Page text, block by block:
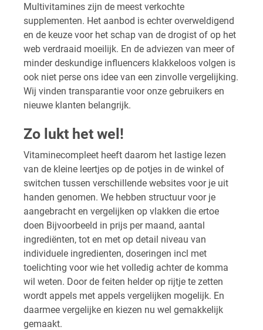
Multivitamines zijn de meest verkochte
supplementen. Het aanbod is echter overweldigend
en de keuze voor het schap van de drogist of op het
web verdraaid moeilijk. En de adviezen van meer of
minder deskundige influencers klakkeloos volgen is
ook niet perse ons idee van een zinvolle vergelijking.
Wij vinden transparantie voor onze gebruikers en
nieuwe klanten belangrijk.
Zo lukt het wel!
Vitaminecompleet heeft daarom het lastige lezen
van de kleine leertjes op de potjes in de winkel of
switchen tussen verschillende websites voor je uit
handen genomen. We hebben structuur voor je
aangebracht en vergelijken op vlakken die ertoe
doen Bijvoorbeeld in prijs per maand, aantal
ingrediënten, tot en met op detail niveau van
individuele ingredienten, doseringen incl met
toelichting voor wie het volledig achter de komma
wil weten. Door de feiten helder op rijtje te zetten
wordt appels met appels vergelijken mogelijk. En
daarmee vergelijke en kiezen nu wel gemakkelijk
gemaakt.